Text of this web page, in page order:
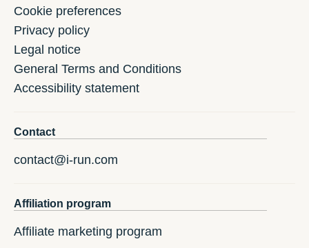
Cookie preferences
Privacy policy
Legal notice
General Terms and Conditions
Accessibility statement
Contact
contact@i-run.com
Affiliation program
Affiliate marketing program